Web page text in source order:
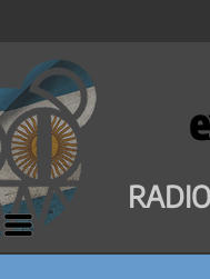
Saltar
al
contenido